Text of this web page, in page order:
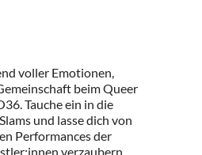
voller Emotionen,
beim Queer
Tauche ein in die
und lasse dich von
Performances der
verzaubern.